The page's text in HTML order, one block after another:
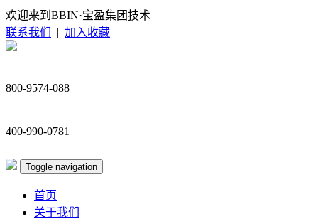
欢迎来到BBIN·宝盈集团技术
联系我们
| 加入收藏
800-9574-088
400-990-0781
Toggle navigation
首页
关于我们